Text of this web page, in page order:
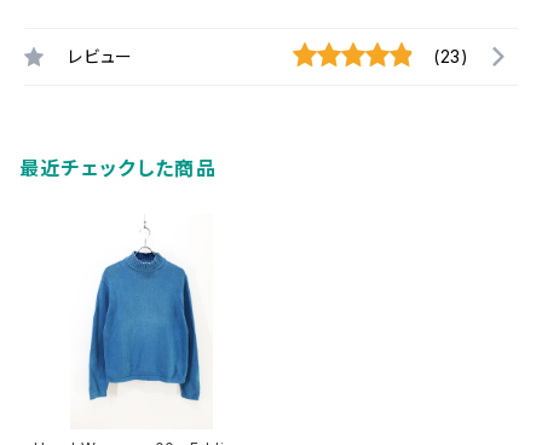
レビュー (23)
最近チェックした商品